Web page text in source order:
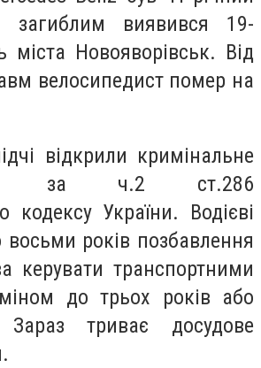
загиблим виявився 19-
міста Новояворівськ. Від
велосипедист помер на
відкрили кримінальне
за ч.2 ст.286
кодексу України. Водієві
років позбавлення
керувати транспортними
до трьох років або
триває досудове